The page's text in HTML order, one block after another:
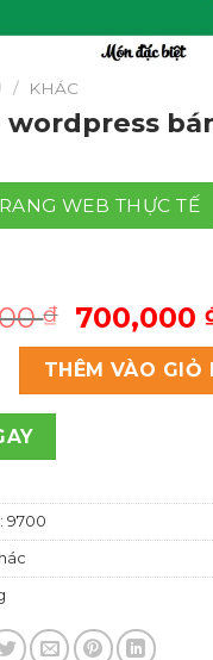
/ KHÁC
wordpress
WEB THỰC TẾ
₫
Giá
gốc
là:
700,000
bán bún đậu
THÊM VÀO GIỎ
9700